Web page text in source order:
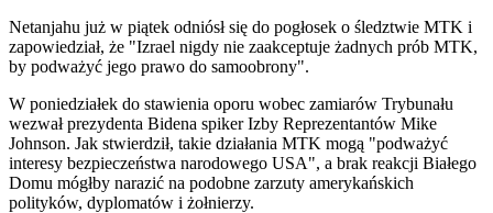
Netanjahu już w piątek odniósł się do pogłosek o śledztwie MTK i
zapowiedział, że "Izrael nigdy nie zaakceptuje żadnych prób MTK,
by podważyć jego prawo do samoobrony".
W poniedziałek do stawienia oporu wobec zamiarów Trybunału
wezwał prezydenta Bidena spiker Izby Reprezentantów Mike
Johnson. Jak stwierdził, takie działania MTK mogą "podważyć
interesy bezpieczeństwa narodowego USA", a brak reakcji Białego
Domu mógłby narazić na podobne zarzuty amerykańskich
polityków, dyplomatów i żołnierzy.